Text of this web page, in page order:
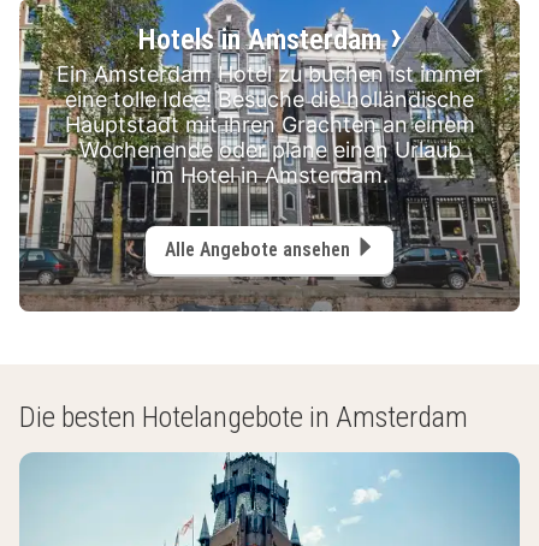
Hotels in Amsterdam
Ein Amsterdam Hotel zu buchen ist immer
eine tolle Idee! Besuche die holländische
Hauptstadt mit ihren Grachten an einem
Wochenende oder plane einen Urlaub
im Hotel in Amsterdam.
Alle Angebote ansehen
Die besten Hotelangebote in Amsterdam